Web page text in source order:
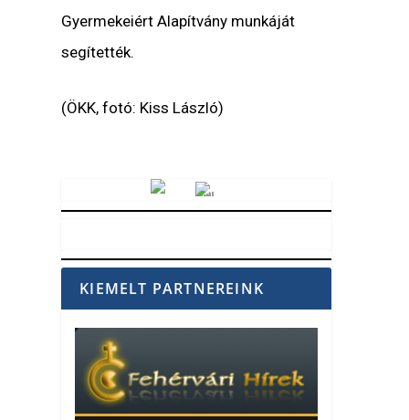
Gyermekeiért Alapítvány munkáját
segítették.
(ÖKK, fotó: Kiss László)
KIEMELT PARTNEREINK